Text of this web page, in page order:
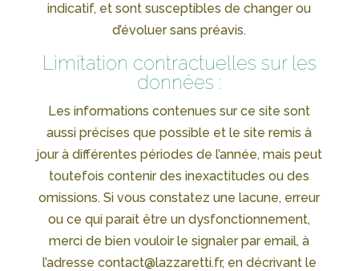
indicatif, et sont susceptibles de changer ou
d’évoluer sans préavis.
Limitation contractuelles sur les
données :
Les informations contenues sur ce site sont
aussi précises que possible et le site remis à
jour à différentes périodes de l’année, mais peut
toutefois contenir des inexactitudes ou des
omissions. Si vous constatez une lacune, erreur
ou ce qui parait être un dysfonctionnement,
merci de bien vouloir le signaler par email, à
l’adresse contact@lazzaretti.fr, en décrivant le